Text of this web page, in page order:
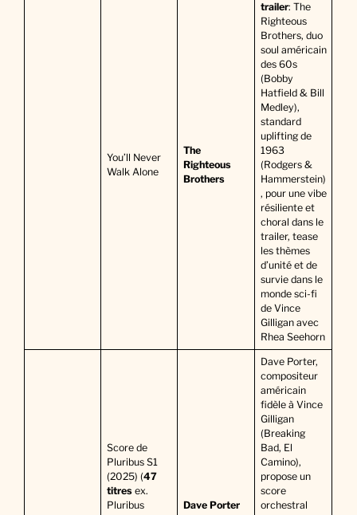
You’ll Never
Walk Alone
The
Righteous
Brothers
trailer: The
Righteous
Brothers, duo
soul américain
des 60s
(Bobby
Hatfield & Bill
Medley),
standard
uplifting de
1963
(Rodgers &
Hammerstein)
, pour une vibe
résiliente et
choral dans le
trailer, tease
les thèmes
d’unité et de
survie dans le
monde sci-fi
de Vince
Gilligan avec
Rhea Seehorn
Score de
Pluribus S1
(2025) (47
titresex.
Pluribus
Dave Porter
Dave Porter,
compositeur
américain
fidèle à Vince
Gilligan
(Breaking
Bad, El
Camino),
propose un
score
orchestral